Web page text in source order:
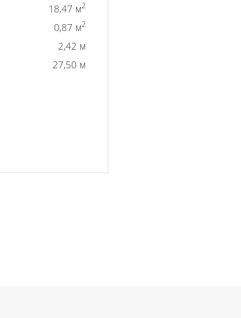
18,47 м2
0,87 м2
2,42 м
27,50 м